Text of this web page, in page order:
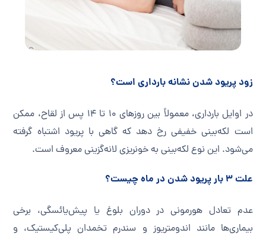
زود پریود شدن نشانه بارداری است؟
در اوایل بارداری، معمولاً بین روزهای ۱۰ تا ۱۴ پس از لقاح، ممکن
است لکه‌بینی خفیفی رخ دهد که گاهی با پریود اشتباه گرفته
می‌شود. این نوع لکه‌بینی به خونریزی لانه‌گزینی معروف است.
علت ۳ بار پریود شدن در ماه چیست؟
عدم تعادل هورمونی در دوران بلوغ یا پیش‌یائسگی، برخی
بیماری‌ها مانند اندومتریوز و سندرم تخمدان پلی‌کیستیک، و